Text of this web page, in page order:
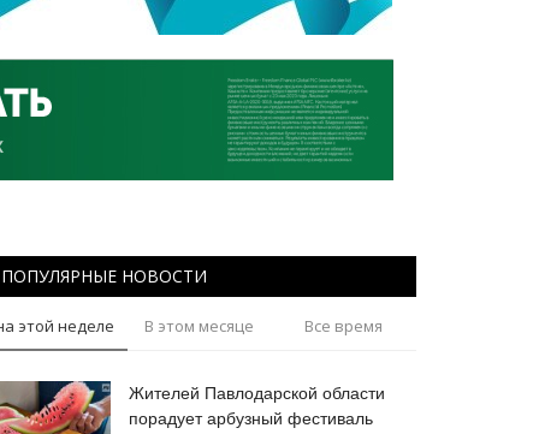
ПОПУЛЯРНЫЕ НОВОСТИ
этой неделе В этом месяце Все время
Жителей Павлодарской области
порадует арбузный фестиваль